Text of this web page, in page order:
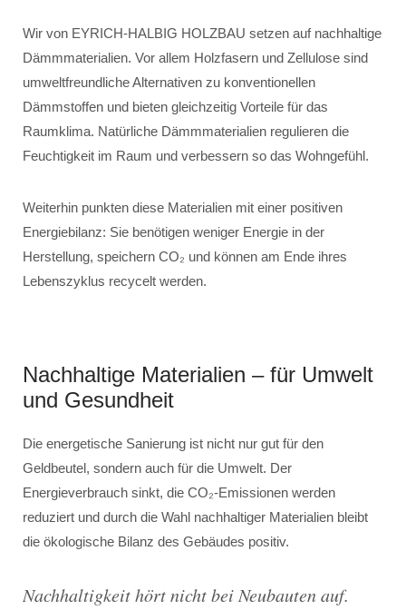
Wir von EYRICH-HALBIG HOLZBAU setzen auf nachhaltige
Dämmmaterialien. Vor allem Holzfasern und Zellulose sind
umweltfreundliche Alternativen zu konventionellen
Dämmstoffen und bieten gleichzeitig Vorteile für das
Raumklima. Natürliche Dämmmaterialien regulieren die
Feuchtigkeit im Raum und verbessern so das Wohngefühl.
Weiterhin punkten diese Materialien mit einer positiven
Energiebilanz: Sie benötigen weniger Energie in der
Herstellung, speichern CO₂ und können am Ende ihres
Lebenszyklus recycelt werden.
Nachhaltige Materialien – für Umwelt
und Gesundheit
Die energetische Sanierung ist nicht nur gut für den
Geldbeutel, sondern auch für die Umwelt. Der
Energieverbrauch sinkt, die CO₂-Emissionen werden
reduziert und durch die Wahl nachhaltiger Materialien bleibt
die ökologische Bilanz des Gebäudes positiv.
Nachhaltigkeit hört nicht bei Neubauten auf.